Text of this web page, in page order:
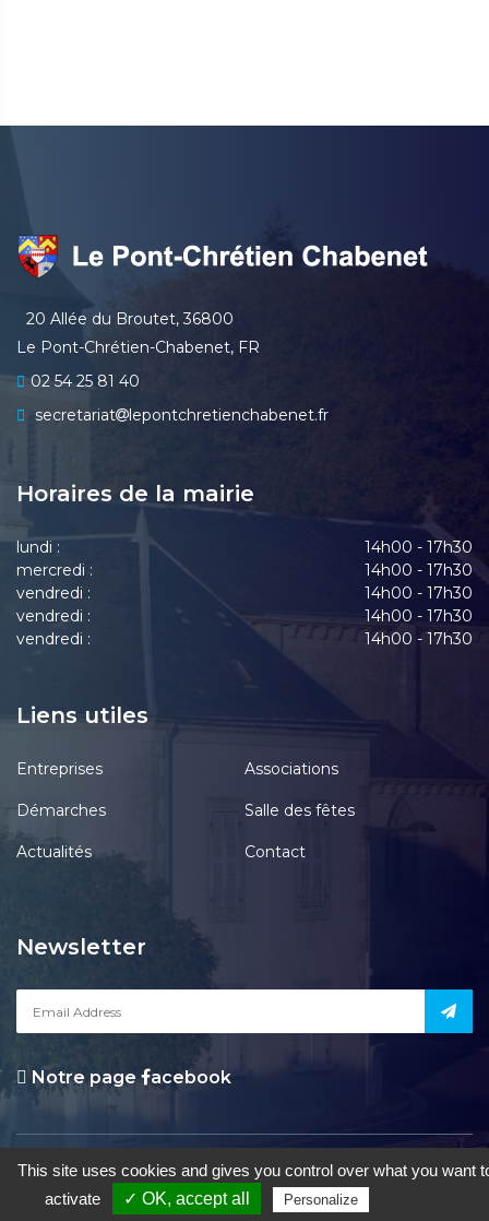
20 Allée du Broutet, 36800
Le Pont-Chrétien-Chabenet, FR
02 54 25 81 40
secretariat
lepontchretienchabenet.fr
Horaires de la mairie
lundi :
14h00 - 17h30
mercredi :
14h00 - 17h30
vendredi :
14h00 - 17h30
vendredi :
14h00 - 17h30
vendredi :
14h00 - 17h30
Liens utiles
Entreprises Associations
Démarches Salle des fêtes
Actualités Contact
Newsletter
Notre page acebook
le Pont-Chrétien-Chabenet|Mentions Légales|Accessibilité|Une
création de Gil FOURGEAUD
This site uses cookies and gives you control over what you want
activate
✓ OK, accept all Personalize